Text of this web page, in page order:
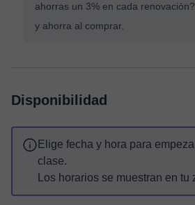
ahorras un 3% en cada
y ahorra al comprar.
Disponibilidad
Elige fecha y hora para
clase.
Los horarios se muestran en